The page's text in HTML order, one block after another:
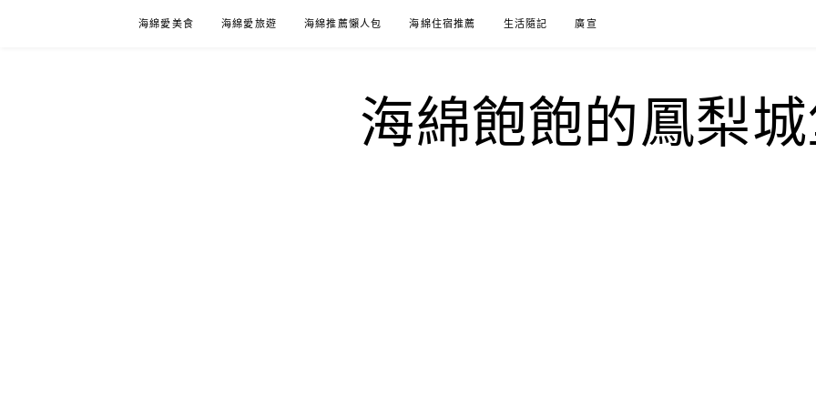
海綿愛美食 海綿愛旅遊 海綿推薦懶人包 海綿住宿推薦 生活隨記 廣宣
海綿飽飽的鳳梨